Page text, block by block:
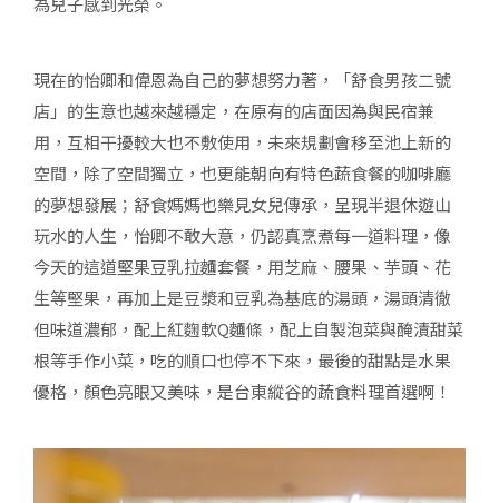
現在的怡卿和偉恩為自己的夢想努力著，「舒食男孩二號
店」的生意也越來越穩定，在原有的店面因為與民宿兼
用，互相干擾較大也不敷使用，未來規劃會移至池上新的
空間，除了空間獨立，也更能朝向有特色蔬食餐的咖啡廳
的夢想發展；舒食媽媽也樂見女兒傳承，呈現半退休遊山
玩水的人生，怡卿不敢大意，仍認真烹煮每一道料理，像
今天的這道堅果豆乳拉麵套餐，用芝麻、腰果、芋頭、花
生等堅果，再加上是豆漿和豆乳為基底的湯頭，湯頭清徹
但味道濃郁，配上紅麴軟Q麵條，配上自製泡菜與醃漬甜菜
根等手作小菜，吃的順口也停不下來，最後的甜點是水果
優格，顏色亮眼又美味，是台東縱谷的蔬食料理首選啊！